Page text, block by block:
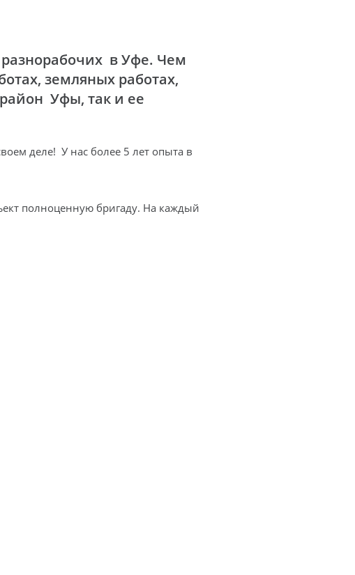
в Уфе. Чем
земляных работах,
Уфы, так и ее
деле! У нас более 5 лет опыта в
полноценную бригаду. На каждый